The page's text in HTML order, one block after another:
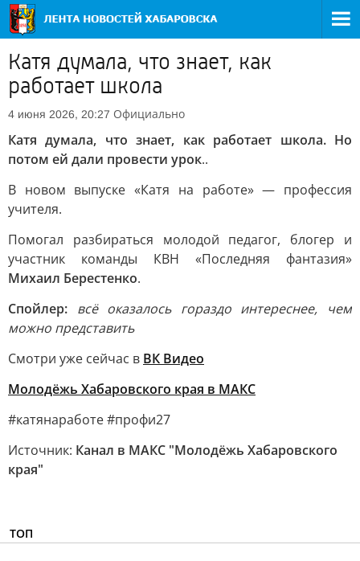
Катя думала, что знает, как
работает школа
4 июня 2026, 20:27 Официально
Катя думала, что знает, как работает школа. Но
потом ей дали провести урок..
В новом выпуске «Катя на работе» — профессия
учителя.
Помогал разбираться молодой педагог, блогер и
участник команды КВН «Последняя фантазия»
Михаил Берестенко.
Спойлер: всё оказалось гораздо интереснее, чем
можно представить
Смотри уже сейчас в ВК Видео
Молодёжь Хабаровского края в MAКС
#катянаработе #профи27
Источник: Канал в МАКС "Молодёжь Хабаровского
края"
ТОП